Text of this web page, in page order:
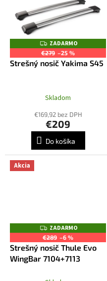
Z
A
D
A
ZADARMO
€279 –25 %
Strešný nosič Yakima S45
Skladom
€169,92 bez DPH
€209
Do košíka
Akcia
Z
A
D
A
R
M
ZADARMO
€289 –6 %
Strešný nosič Thule Evo
WingBar 7104+7113